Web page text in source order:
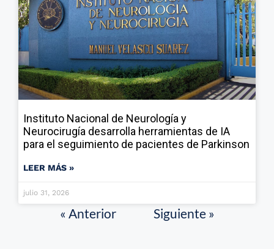
Instituto Nacional de Neurología y
Neurocirugía desarrolla herramientas de IA
para el seguimiento de pacientes de Parkinson
LEER MÁS »
julio 31, 2026
« Anterior Siguiente »